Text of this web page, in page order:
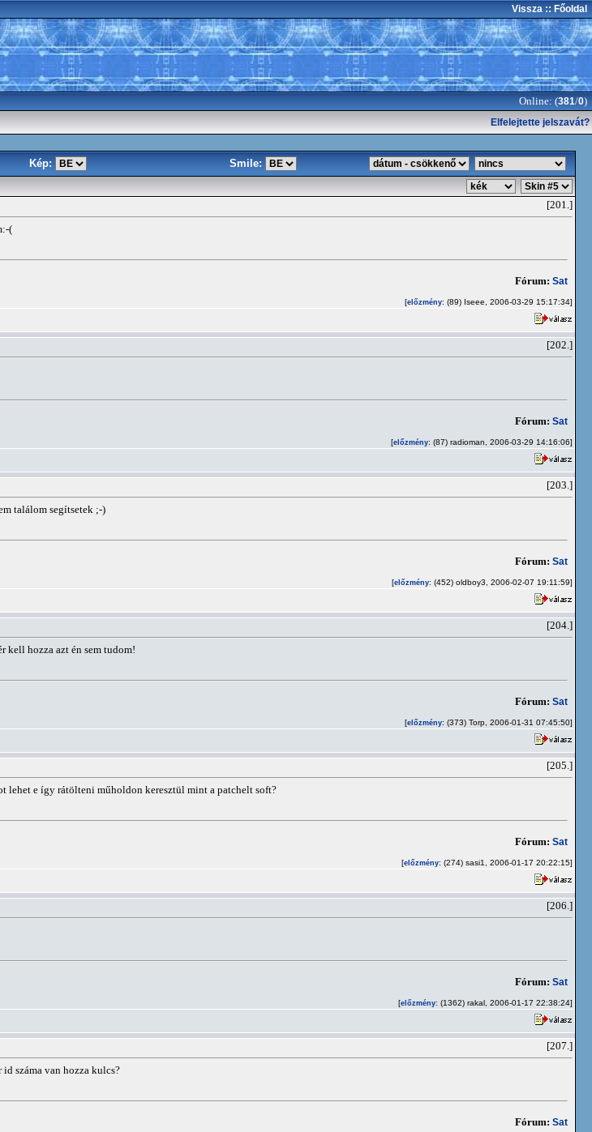
Vissza :: Főoldal
Online: (381/0)
Elfelejtette jelszavát?
Kép: Smile:
[201.]
(
Fórum: Sat
[előzmény: (89) Iseee, 2006-03-29 15:17:34]
[202.]
Fórum: Sat
[előzmény: (87) radioman, 2006-03-29 14:16:06]
[203.]
találom segítsetek ;-)
Fórum: Sat
[előzmény: (452) oldboy3, 2006-02-07 19:11:59]
[204.]
kell hozza azt én sem tudom!
Fórum: Sat
[előzmény: (373) Torp, 2006-01-31 07:45:50]
[205.]
e így rátölteni műholdon keresztül mint a patchelt soft?
Fórum: Sat
[előzmény: (274) sasi1, 2006-01-17 20:22:15]
[206.]
Fórum: Sat
[előzmény: (1362) rakal, 2006-01-17 22:38:24]
[207.]
száma van hozza kulcs?
Fórum: Sat